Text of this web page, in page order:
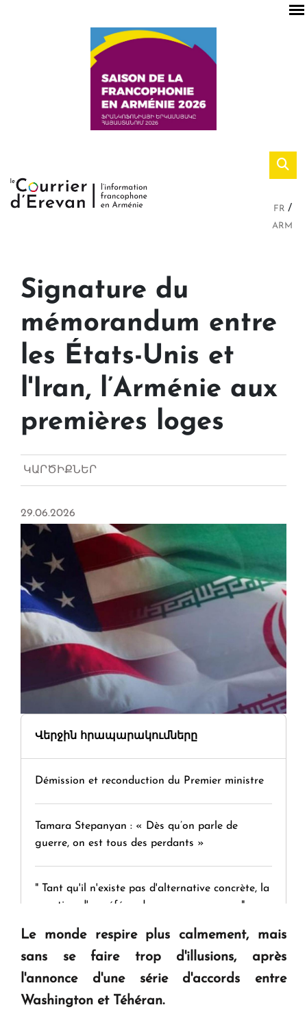
FR
ARM
Signature du
mémorandum entre
les États-Unis et
l'Iran, l’Arménie aux
premières loges
ԿԱՐԾԻՔՆԵՐ
29.06.2026
Վերջին հրապարակումները
Démission et reconduction du Premier ministre
Tamara Stepanyan : « Dès qu’on parle de
guerre, on est tous des perdants »
" Tant qu'il n'existe pas d'alternative concrète, la
question d'un référendum ne se pose pas. "
KASA : 30 ans d'audace, de résilience et d'avenir
Le monde respire plus calmement, mais
sans se faire trop d'illusions, après
l'annonce d'une série d'accords entre
Washington et Téhéran.